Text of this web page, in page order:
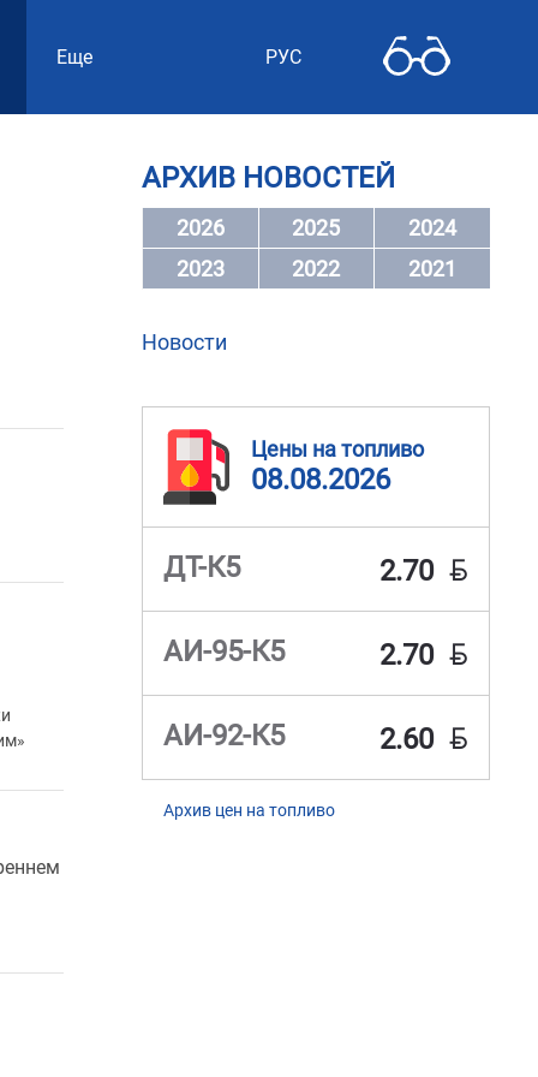
Еще РУС
АРХИВ НОВОСТЕЙ
2026 2025
2024
2023
2022 2021
Новости
Цены на топливо
08.08.2026
ДТ-К5 2.70 BYN
АИ-95-К5 2.70 BYN
АИ-92-К5 2.60 BYN
Архив цен на топливо